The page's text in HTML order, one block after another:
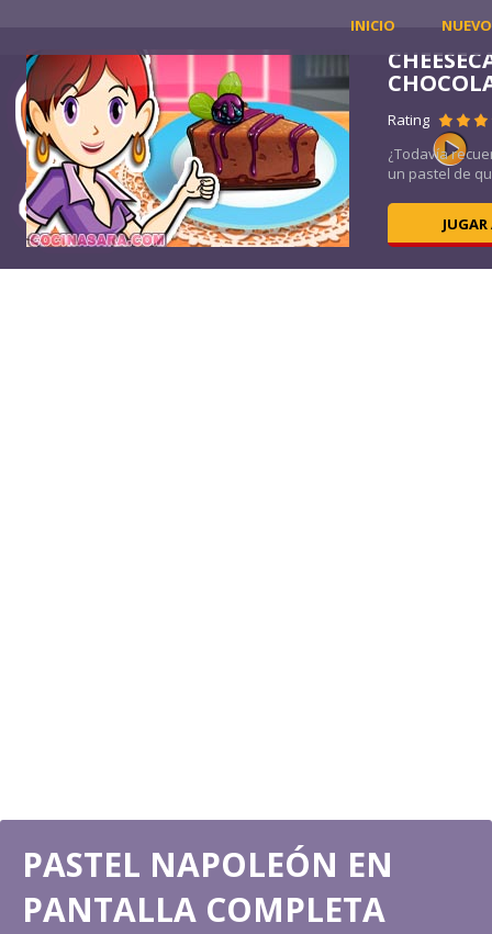
INICIO
Rating
¿Todavía
un pastel de
PASTEL NAPOLEÓN EN
PANTALLA COMPLETA